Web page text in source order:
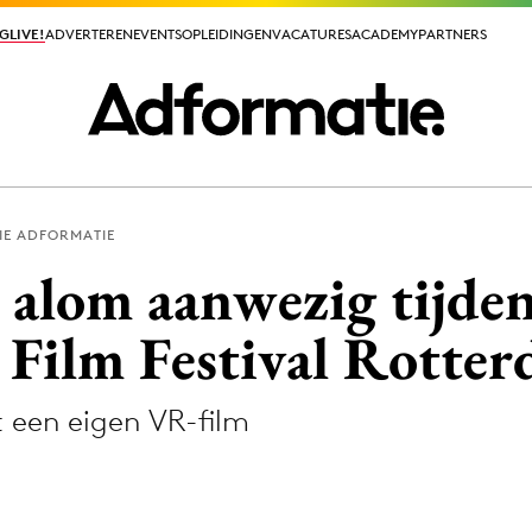
ADVERTERENEVENTSOPLEIDINGENVACATURESACADEMYPARTNERS
ADVERTERENEVENTSOPLEIDINGENVACATURESACADEMYPARTNERS
ADFORMATIE
aanwezig
Festival
eigen VR-film